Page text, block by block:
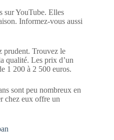
sur YouTube. Elles
Informez-vous aussi
prudent. Trouvez le
qualité. Les prix d’un
1 200 à 2 500 euros.
sont peu nombreux en
chez eux offre un